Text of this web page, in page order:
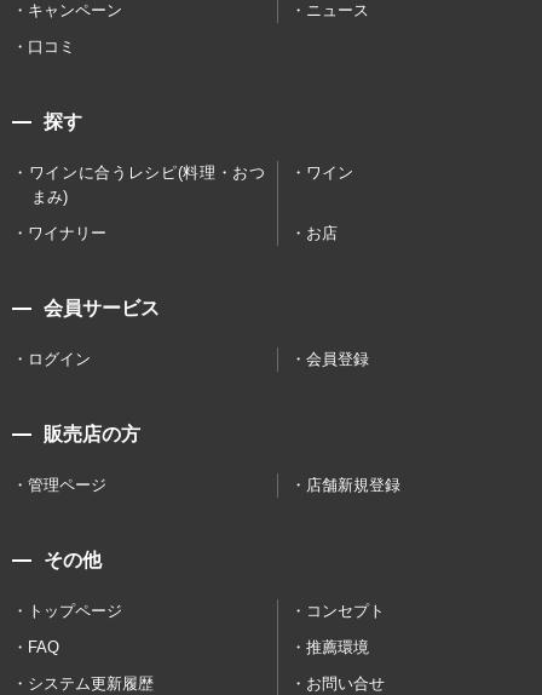
キャンペーン
ニュース
口コミ
探す
ワインに合うレシピ(料理・おつ
まみ)
ワイン
ワイナリー お店
会員サービス
ログイン 会員登録
販売店の方
管理ページ 店舗新規登録
その他
トップページ
コンセプト
FAQ
推薦環境
システム更新履歴
お問い合せ